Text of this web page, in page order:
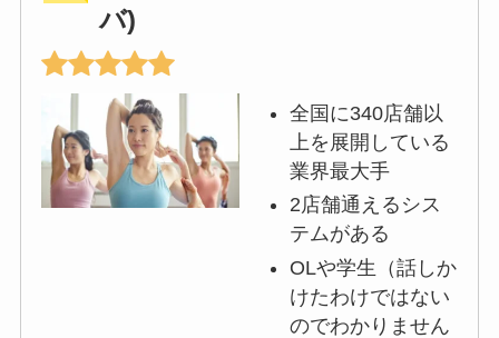
バ)
全国に340店舗以
上を展開している
業界最大手
2店舗通えるシス
テムがある
OLや学生（話しか
けたわけではない
のでわかりません